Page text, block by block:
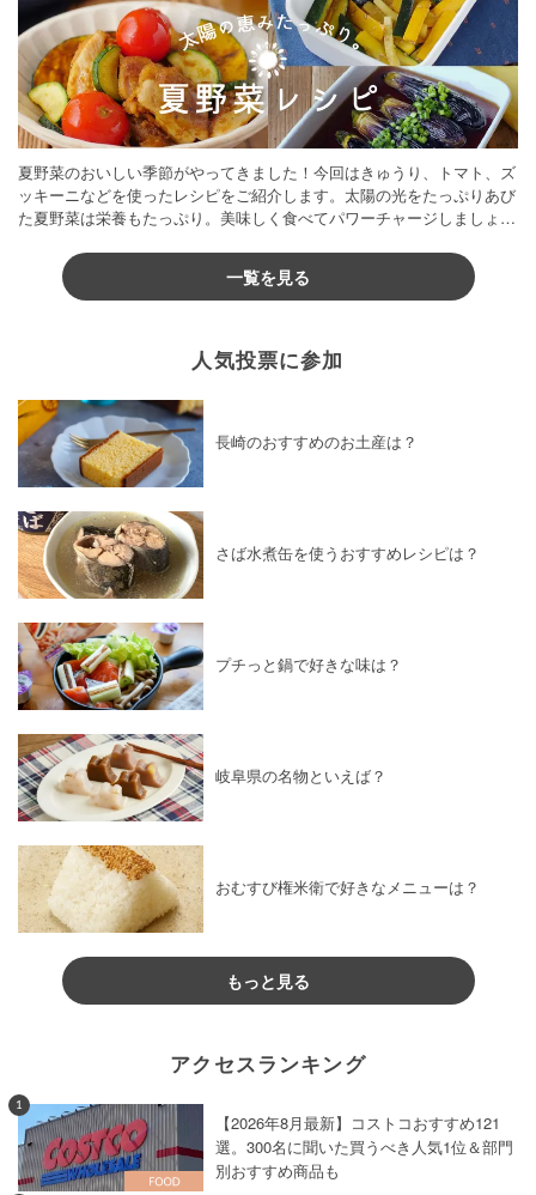
夏野菜のおいしい季節がやってきました！今回はきゅうり、トマト、ズ
ッキーニなどを使ったレシピをご紹介します。太陽の光をたっぷりあび
た夏野菜は栄養もたっぷり。美味しく食べてパワーチャージしましょう
一覧を見る
人気投票に参加
長崎のおすすめのお土産は？
さば水煮缶を使うおすすめレシピは？
プチっと鍋で好きな味は？
岐阜県の名物といえば？
おむすび権米衛で好きなメニューは？
もっと見る
アクセスランキング
1
【2026年8月最新】コストコおすすめ121
選。300名に聞いた買うべき人気1位＆部門
別おすすめ商品も